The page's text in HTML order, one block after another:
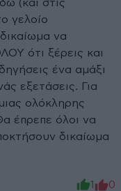
(και στις
γελοίο
να
ότι ξέρεις και
ένα αμάξι
εξετάσεις. Για
ολόκληρης
έπρεπε όλοι να
δικαίωμα
1 0